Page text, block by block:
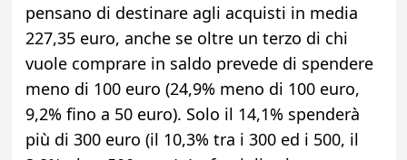
pensano di destinare agli acquisti in media
227,35 euro, anche se oltre un terzo di chi
vuole comprare in saldo prevede di spendere
meno di 100 euro (24,9% meno di 100 euro,
9,2% fino a 50 euro). Solo il 14,1% spenderà
più di 300 euro (il 10,3% tra i 300 ed i 500, il